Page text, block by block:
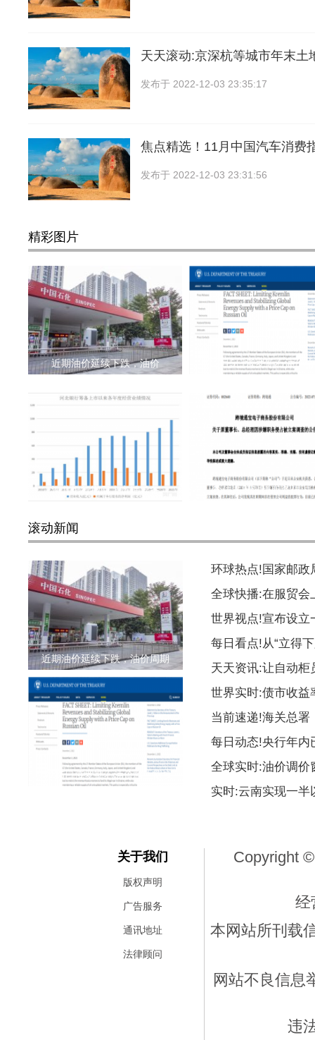
天天滚动:京深杭等城市年末土
发布于 2022-12-03 23:35:17
焦点精选！11月中国汽车消费
发布于 2022-12-03 23:31:56
精彩图片
近期油价延续下跌，油价 12月5日俄罗斯石油价
河北银行撤回上市辅导备 徐佳东因涉嫌职务侵占
滚动新闻
近期油价延续下跌，油价周期
12月5日俄罗斯石油价格上限实
环球热点!国家邮政
全球快播:在服贸会
世界视点!宣布设立
每日看点!从“立得
天天资讯:让自动柜
世界实时:债市收益
当前速递!海关总署
每日动态!央行年内
全球实时:油价调价
实时:云南实现一半
关于我们
版权声明
广告服务
通讯地址
法律顾问
Copyright
经
本网站所刊载
网站不良信息
违